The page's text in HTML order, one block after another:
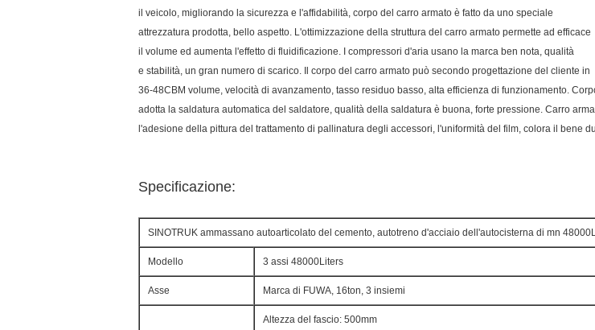
il veicolo, migliorando la sicurezza e l'affidabilità, corpo del carro armato è fatto da uno speciale
attrezzatura prodotta, bello aspetto. L'ottimizzazione della struttura del carro armato permette ad efficace
il volume ed aumenta l'effetto di fluidificazione. I compressori d'aria usano la marca ben nota, qualità
e stabilità, un gran numero di scarico. Il corpo del carro armato può secondo progettazione del cliente in
36-48CBM volume, velocità di avanzamento, tasso residuo basso, alta efficienza di funzionamento.
adotta la saldatura automatica del saldatore, qualità della saldatura è buona, forte pressione. Carro
l'adesione della pittura del trattamento di pallinatura degli accessori, l'uniformità del film, colora il bene
Specificazione:
SINOTRUK ammassano autoarticolato del cemento, autotreno d'acciaio dell'autocisterna di mn
Modello 3 assi 48000Liters
Asse Marca di FUWA, 16ton, 3 insiemi
Altezza del fascio: 500mm